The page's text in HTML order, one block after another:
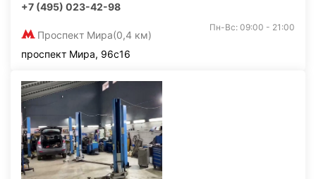
+7 (495) 023-42-98
Проспект Мира(0,4 км)
Пн-Вс: 09:00 - 21:00
проспект Мира, 96с16